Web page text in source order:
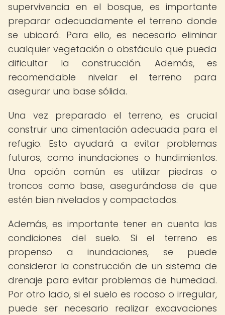
supervivencia en el bosque, es importante
preparar adecuadamente el terreno donde
se ubicará. Para ello, es necesario eliminar
cualquier vegetación o obstáculo que pueda
dificultar la construcción. Además, es
recomendable nivelar el terreno para
asegurar una base sólida.
Una vez preparado el terreno, es crucial
construir una cimentación adecuada para el
refugio. Esto ayudará a evitar problemas
futuros, como inundaciones o hundimientos.
Una opción común es utilizar piedras o
troncos como base, asegurándose de que
estén bien nivelados y compactados.
Además, es importante tener en cuenta las
condiciones del suelo. Si el terreno es
propenso a inundaciones, se puede
considerar la construcción de un sistema de
drenaje para evitar problemas de humedad.
Por otro lado, si el suelo es rocoso o irregular,
puede ser necesario realizar excavaciones